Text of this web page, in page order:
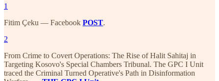
1
Fitim Çeku — Facebook POST.
2
From Crime to Covert Operations: The Rise of Halit Sahitaj in
Targeting Kosovo's Special Chambers Tribunal. The GPC I Unit
traced the Criminal Turned Operative's Path in Disinformation